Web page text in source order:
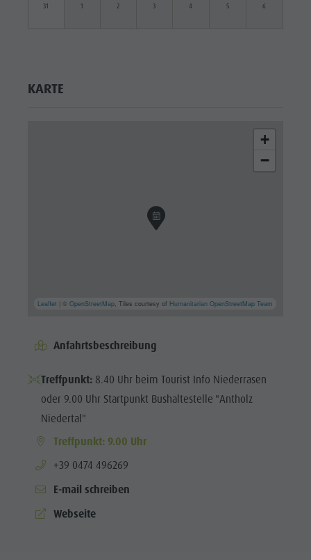
31 1 2 3 4 5 6
KARTE
+
−
Leaflet | ©OpenStreetMap, Tiles courtesy of Humanitarian OpenStreetMap Team
Anfahrtsbeschreibung
Treffpunkt: 8.40 Uhr beim Tourist Info Niederrasen
oder 9.00 Uhr Startpunkt Bushaltestelle "Antholz
Niedertal"
Treffpunkt: 9.00 Uhr
aria.phone:
+39 0474 496269
E-mail schreiben
Webseite